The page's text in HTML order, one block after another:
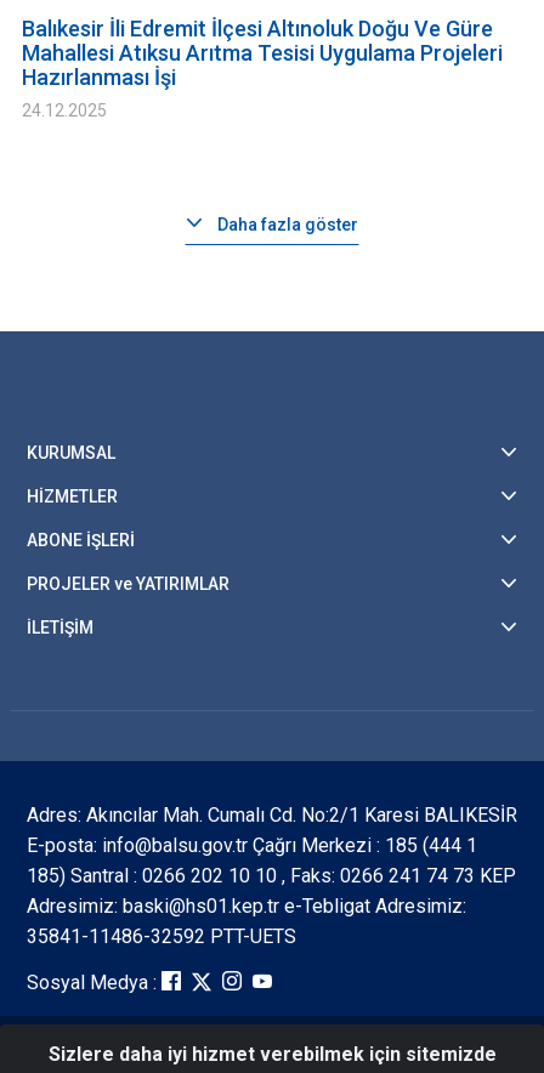
Balıkesir İli Edremit İlçesi Altınoluk Doğu Ve Güre
Mahallesi Atıksu Arıtma Tesisi Uygulama Projeleri
Hazırlanması İşi
24.12.2025
Daha fazla göster
KURUMSAL
HİZMETLER
ABONE İŞLERİ
PROJELER ve YATIRIMLAR
İLETİŞİM
Adres: Akıncılar Mah. Cumalı Cd. No:2/1 Karesi BALIKESİR
E-posta: info@balsu.gov.tr Çağrı Merkezi : 185 (444 1
185) Santral : 0266 202 10 10 , Faks: 0266 241 74 73 KEP
Adresimiz: baski@hs01.kep.tr e-Tebligat Adresimiz:
35841-11486-32592 PTT-UETS
Sosyal Medya :
Sizlere daha iyi hizmet verebilmek için sitemizde